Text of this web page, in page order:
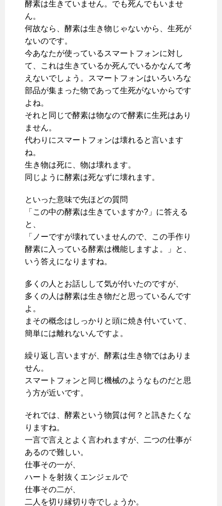
酵素は生きていません。でも死んでもいませ
ん。
何故なら、酵素は生き物じゃないから、生死が
ないのです。
今あなたが使っているスマートフォンに対し
て、これは生きているか死んでいるかなんて考
えないでしょう。スマートフォンはいろいろな
部品が集まった物であって生死がないからです
よね。
それと同じで酵素は物なので酵素に生死はあり
ません。
代わりにスマートフォンは壊れると言います
ね。
生き物は死に、物は壊れます。
同じように酵素は死なずに壊れます。
といった意味で先ほどの質問
「この中の酵素は生きていますか?」に答える
と、
「ノーですが壊れていませんので、この手作り
酵素に入っている酵素は機能しますよ。」と、
いう答えになりますね。
多くの人とお話しして気が付いたのですが、
多くの人は酵素は生き物だと思っているんです
よ。
まその概念はしっかりと頭に焼き付いていて、
簡単には離れないんですよ。
繰り返し言いますが、酵素は生き物ではありま
せん。
スマートフォンと同じ機械のようなものだと思
う方が近いです。
それでは、酵素という物質は何？と訊きたくな
りますね。
一言で言えとよく言われますが、二つの仕事が
あるので難しい。
仕事その一が、
ハートを射抜くエンジェルで
仕事その二が、
二人を切り縁切り寺でしょうか。